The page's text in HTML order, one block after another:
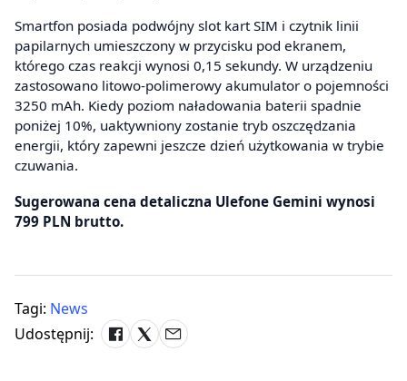
Smartfon posiada podwójny slot kart SIM i czytnik linii
papilarnych umieszczony w przycisku pod ekranem,
którego czas reakcji wynosi 0,15 sekundy. W urządzeniu
zastosowano litowo-polimerowy akumulator o pojemności
3250 mAh. Kiedy poziom naładowania baterii spadnie
poniżej 10%, uaktywniony zostanie tryb oszczędzania
energii, który zapewni jeszcze dzień użytkowania w trybie
czuwania.
Sugerowana cena detaliczna Ulefone Gemini wynosi
799 PLN brutto.
Tagi: News
Udostępnij: